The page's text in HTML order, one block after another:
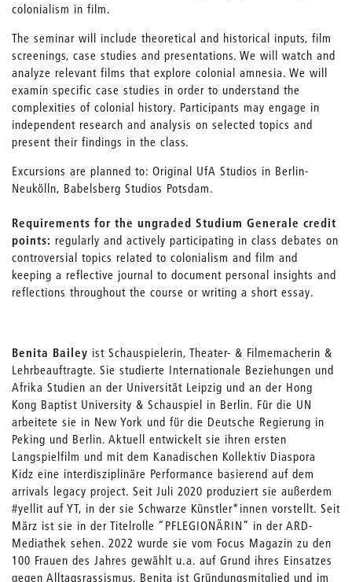
colonialism in film.
The seminar will include theoretical and historical inputs, film
screenings, case studies and presentations. We will watch and
analyze relevant films that explore colonial amnesia. We will
examin specific case studies in order to understand the
complexities of colonial history. Participants may engage in
independent research and analysis on selected topics and
present their findings in the class.
Excursions are planned to: Original UfA Studios in Berlin-
Neukölln, Babelsberg Studios Potsdam.
Requirements for the ungraded Studium Generale credit
points: regularly and actively participating in class debates on
controversial topics related to colonialism and film and
keeping a reflective journal to document personal insights and
reflections throughout the course or writing a short essay.
Benita Bailey ist Schauspielerin, Theater- & Filmemacherin &
Lehrbeauftragte. Sie studierte Internationale Beziehungen und
Afrika Studien an der Universität Leipzig und an der Hong
Kong Baptist University & Schauspiel in Berlin. Für die UN
arbeitete sie in New York und für die Deutsche Regierung in
Peking und Berlin. Aktuell entwickelt sie ihren ersten
Langspielfilm und mit dem Kanadischen Kollektiv Diaspora
Kidz eine interdisziplinäre Performance basierend auf dem
arrivals legacy project. Seit Juli 2020 produziert sie außerdem
#yellit auf YT, in der sie Schwarze Künstler*innen vorstellt. Seit
März ist sie in der Titelrolle “PFLEGIONÄRIN” in der ARD-
Mediathek sehen. 2022 wurde sie vom Focus Magazin zu den
100 Frauen des Jahres gewählt u.a. auf Grund ihres Einsatzes
gegen Alltagsrassismus. Benita ist Gründungsmitglied und im